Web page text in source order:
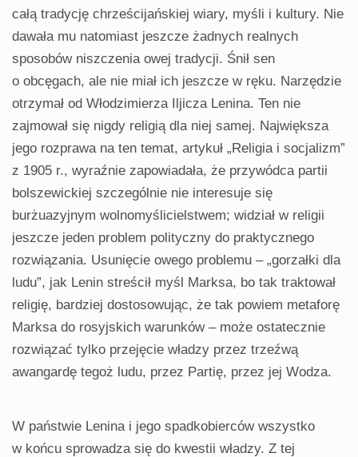
całą tradycję chrześcijańskiej wiary, myśli i kultury. Nie
dawała mu natomiast jeszcze żadnych realnych
sposobów niszczenia owej tradycji. Śnił sen
o obcęgach, ale nie miał ich jeszcze w ręku. Narzędzie
otrzymał od Włodzimierza Iljicza Lenina. Ten nie
zajmował się nigdy religią dla niej samej. Największa
jego rozprawa na ten temat, artykuł „Religia i socjalizm”
z 1905 r., wyraźnie zapowiadała, że przywódca partii
bolszewickiej szczególnie nie interesuje się
burżuazyjnym wolnomyślicielstwem; widział w religii
jeszcze jeden problem polityczny do praktycznego
rozwiązania. Usunięcie owego problemu – „gorzałki dla
ludu”, jak Lenin streścił myśl Marksa, bo tak traktował
religię, bardziej dostosowując, że tak powiem metaforę
Marksa do rosyjskich warunków – może ostatecznie
rozwiązać tylko przejęcie władzy przez trzeźwą
awangardę tegoż ludu, przez Partię, przez jej Wodza.
W państwie Lenina i jego spadkobierców wszystko
w końcu sprowadza się do kwestii władzy. Z tej